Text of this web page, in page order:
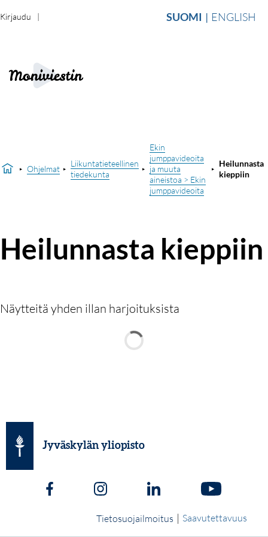
SUOMI ENGLISH
Kirjaudu
Ohjelmat
Liikuntatieteellinen
tiedekunta
Ekin
jumppavideoita
ja muuta
aineistoa > Ekin
jumppavideoita
Heilunnasta
kieppiin
Heilunnasta kieppiin
Näytteitä yhden illan harjoituksista
Jyväskylän yliopisto
Tietosuojailmoitus | Saavutettavuus